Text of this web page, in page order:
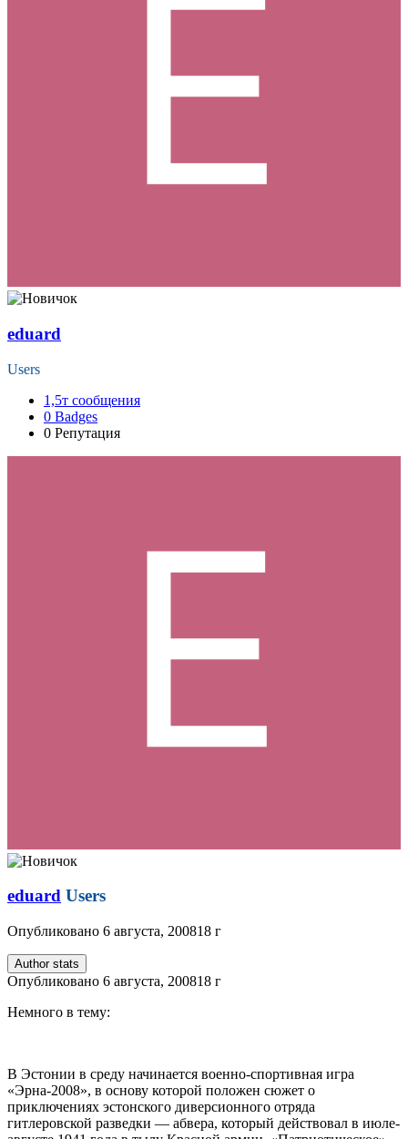
eduard
Users
1,5т сообщения
0 Badges
0 Репутация
eduard Users
Опубликовано 6 августа, 200818 г
Author stats
Опубликовано 6 августа, 200818 г
Немного в тему:
В Эстонии в среду начинается военно-спортивная игра
«Эрна-2008», в основу которой положен сюжет о
приключениях эстонского диверсионного отряда
гитлеровской разведки — абвера, который действовал в июле-